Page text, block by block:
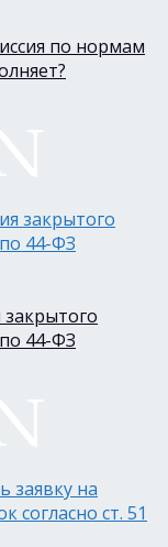
по нормам
44-ФЗ